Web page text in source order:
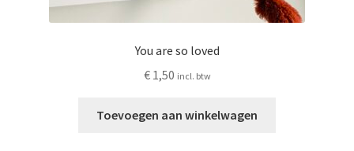
You are so loved
€1,50 incl. btw
Toevoegen aan winkelwagen